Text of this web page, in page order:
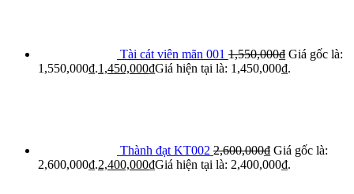
Tài cát viên mãn 001 1,550,000₫ Giá gốc là:
1,550,000₫.1,450,000₫Giá hiện tại là: 1,450,000₫.
Thành đạt KT002 2,600,000₫ Giá gốc là:
2,600,000₫.2,400,000₫Giá hiện tại là: 2,400,000₫.